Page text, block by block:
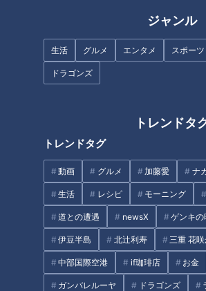
ジャンル
生活 グルメ エンタメ スポーツ
ドラゴンズ
トレンドタ
トレンドタグ
動画 グルメ 加藤愛 ナ
生活 レシピ モーニング
道との遭遇 newsX ゲンキの
伊豆半島 北辻利寿 三重 花
中部国際空港 if珈琲店 お金
ガンバレルーヤ ドラゴンズ
想が、今回の起業の根底にあります。
起業から商品開発までの道のり
高校生でありながら、どのようにして起
名古屋・鶴舞にあるスタートアップ支援
の存在を挙げ、そこを見学したことで起
さらに、2025年夏に実施された学生向け
ラムに参加し、最優秀賞を受賞。この経
事業化へと進みます。
商品開発では、同世代のリアルな悩みを